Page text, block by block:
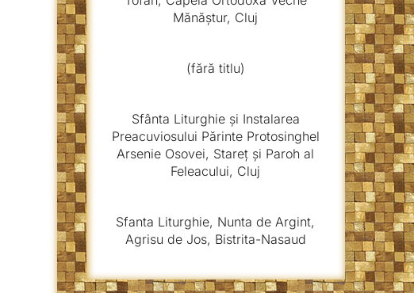
Mănăștur, Cluj
(fără titlu)
Sfânta Liturghie și Instalarea
Preacuviosului Părinte Protosinghel
Arsenie Osovei, Stareț și Paroh al
Feleacului, Cluj
Sfanta Liturghie, Nunta de Argint,
Agrisu de Jos, Bistrita-Nasaud